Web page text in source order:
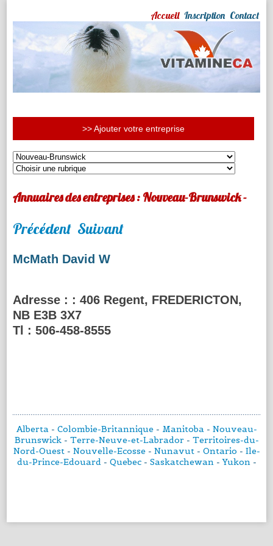
Accueil Inscription Contact
>> Ajouter votre entreprise
Annuaires des entreprises : Nouveau-Brunswick -
Précédent Suivant
McMath David W
Adresse : : 406 Regent, FREDERICTON,
NB E3B 3X7
Tl : 506-458-8555
Alberta- Colombie-Britannique- Manitoba- Nouveau-
Brunswick- Terre-Neuve-et-Labrador- Territoires-du-
Nord-Ouest- Nouvelle-Ecosse- Nunavut- Ontario - Ile-
du-Prince-Edouard- Quebec- Saskatchewan-Yukon-